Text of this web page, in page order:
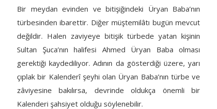
Bir meydan evinden ve bitişiğindeki Üryan Baba’nın
türbesinden ibarettir. Diğer müştemilâtı bugün mevcut
değildir. Halen zaviyeye bitişik türbede yatan kişinin
Sultan Şuca’nın halifesi Ahmed Üryan Baba olması
gerektiği kaydediliyor. Adının da gösterdiği üzere, yarı
çıplak bir Kalenderî şeyhi olan Üryan Baba’nın türbe ve
zâviyesine bakılırsa, devrinde oldukça önemli bir
Kalenderi şahsiyet olduğu söylenebilir.